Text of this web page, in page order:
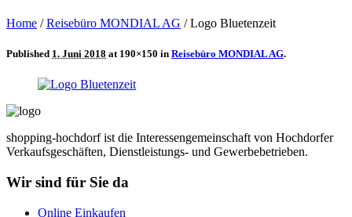
Home /Reisebüro MONDIAL AG /Logo Bluetenzeit
Published 1. Juni 2018 at 190×150 in Reisebüro MONDIAL AG.
shopping-hochdorf ist die Interessengemeinschaft von Hochdorfer
Verkaufsgeschäften, Dienstleistungs- und Gewerbebetrieben.
Wir sind für Sie da
Online Einkaufen